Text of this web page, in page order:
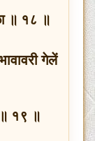
॥ १८ ॥
गेलें
१९ ॥